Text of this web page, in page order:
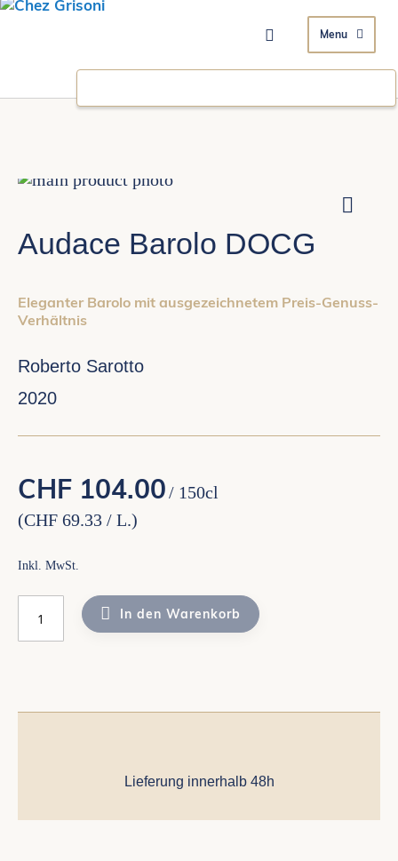
Audace Barolo DOCG
Eleganter Barolo mit ausgezeichnetem Preis-Genuss-
Verhältnis
Roberto Sarotto
2020
CHF 104.00/ 150cl
(CHF 69.33 / L.)
Inkl. MwSt.
In den Warenkorb
Lieferung innerhalb 48h
Skip
end
of
images
gallery
the
beginning
the
images